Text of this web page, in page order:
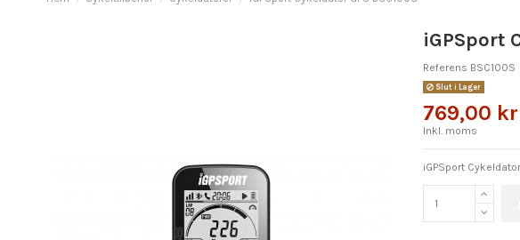
iGPSport
Referens BSC100S
Slut i Lager
769,00 kr
Inkl. moms
iGPSport